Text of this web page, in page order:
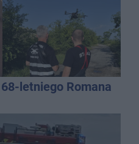
letniego Romana